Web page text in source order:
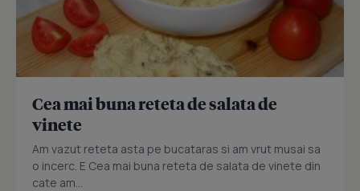
Cea mai buna reteta de salata de
vinete
Am vazut reteta asta pe bucataras si am vrut musai sa
o incerc. E Cea mai buna reteta de salata de vinete din
cate am...